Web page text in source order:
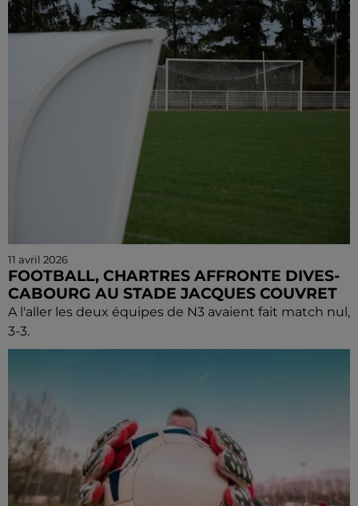
11 avril 2026
FOOTBALL, CHARTRES AFFRONTE DIVES-
CABOURG AU STADE JACQUES COUVRET
A l'aller les deux équipes de N3 avaient fait match nul,
3-3.